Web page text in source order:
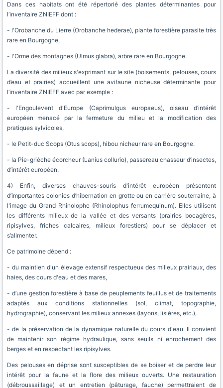
Dans ces habitats ont été répertorié des plantes déterminantes pour
l’inventaire ZNIEFF dont :
- l'Orobanche du Lierre (Orobanche hederae), plante forestière parasite très
rare en Bourgogne,
- l'Orme des montagnes (Ulmus glabra), arbre rare en Bourgogne.
La diversité des milieux s'exprimant sur le site (boisements, pelouses, cours
d’eau et prairies) accueillent une avifaune nicheuse déterminante pour
l’inventaire ZNIEFF avec par exemple :
- l'Engoulevent d'Europe (Caprimulgus europaeus), oiseau d’intérêt
européen menacé par la fermeture du milieu et la modification des
pratiques sylvicoles,
- le Petit-duc Scops (Otus scops), hibou nicheur rare en Bourgogne.
- la Pie-grièche écorcheur (Lanius collurio), passereau chasseur d’insectes,
d’intérêt européen.
4) Enfin, diverses chauves-souris d'intérêt européen présentent
d’importantes colonies d’hibernation en grotte ou en carrière souterraine, à
l'image du Grand Rhinolophe (Rhinolophus ferrumequinum). Elles utilisent
les différents milieux de la vallée et des versants (prairies bocagères,
ripisylves, friches calcaires, milieux forestiers) pour se déplacer et
s’alimenter.
Ce patrimoine dépend :
- du maintien d'un élevage extensif respectueux des milieux prairiaux, des
haies, des cours d'eau et des mares,
- d’une gestion forestière à base de peuplements feuillus et de traitements
adaptés aux conditions stationnelles (sol, climat, topographie,
hydrographie), conservant les milieux annexes (layons, lisières, etc.),
- de la préservation de la dynamique naturelle du cours d'eau. Il convient
de maintenir son régime hydraulique, sans seuils ni enrochement des
berges et en respectant les ripisylves.
Des pelouses en déprise sont susceptibles de se boiser et de perdre leur
intérêt pour la faune et la flore des milieux ouverts. Une restauration
(débroussaillage) et un entretien (pâturage, fauche) permettraient de